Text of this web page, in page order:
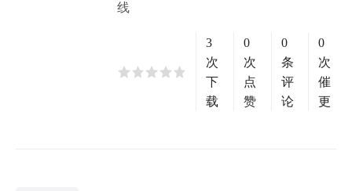
线
3
次
下
载
0
次
点
赞
0
条
评
论
0
次
催
更